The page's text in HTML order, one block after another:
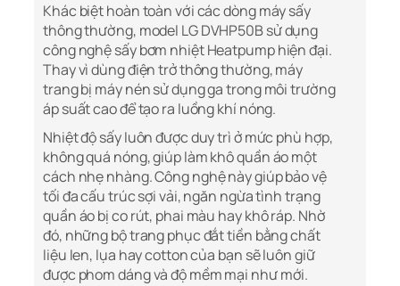
Khác biệt hoàn toàn với các dòng máy sấy
thông thường, model LG DVHP50B sử dụng
công nghệ sấy bơm nhiệt Heatpump hiện đại.
Thay vì dùng điện trở thông thường, máy
trang bị máy nén sử dụng ga trong môi trường
áp suất cao để tạo ra luồng khí nóng.
Nhiệt độ sấy luôn được duy trì ở mức phù hợp,
không quá nóng, giúp làm khô quần áo một
cách nhẹ nhàng. Công nghệ này giúp bảo vệ
tối đa cấu trúc sợi vải, ngăn ngừa tình trạng
quần áo bị co rút, phai màu hay khô ráp. Nhờ
đó, những bộ trang phục đắt tiền bằng chất
liệu len, lụa hay cotton của bạn sẽ luôn giữ
được phom dáng và độ mềm mại như mới.